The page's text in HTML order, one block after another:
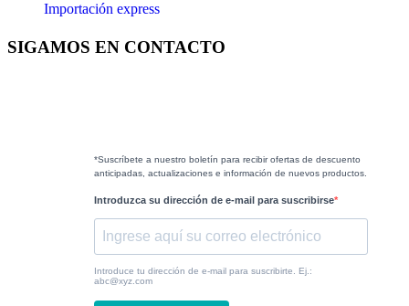
Importación express
SIGAMOS EN CONTACTO
*Suscríbete a nuestro boletín para recibir ofertas de descuento
anticipadas, actualizaciones e información de nuevos productos.
Introduzca su dirección de e-mail para suscribirse
Introduce tu dirección de e-mail para suscribirte. Ej.:
abc@xyz.com